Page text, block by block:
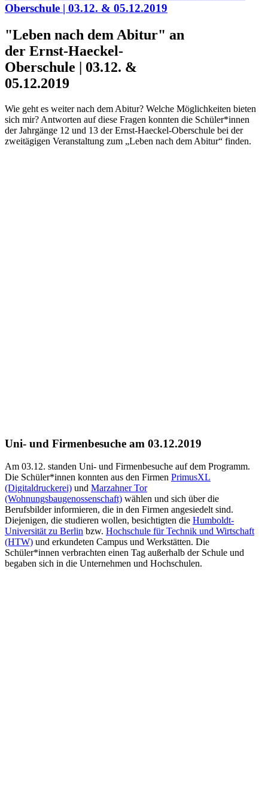
Oberschule | 03.12. & 05.12.2019
"Leben nach dem Abitur" an
der Ernst-Haeckel-
Oberschule | 03.12. &
05.12.2019
Wie geht es weiter nach dem Abitur? Welche Möglichkeiten bieten
sich mir? Antworten auf diese Fragen konnten die Schüler*innen
der Jahrgänge 12 und 13 der Ernst-Haeckel-Oberschule bei der
zweitägigen Veranstaltung zum „Leben nach dem Abitur“ finden.
Uni- und Firmenbesuche am 03.12.2019
Am 03.12. standen Uni- und Firmenbesuche auf dem Programm.
Die Schüler*innen konnten aus den Firmen PrimusXL
(Digitaldruckerei) und Marzahner Tor
(Wohnungsbaugenossenschaft) wählen und sich über die
Berufsbilder informieren, die in den Firmen angesiedelt sind.
Diejenigen, die studieren wollen, besichtigten die Humboldt-
Universität zu Berlin bzw. Hochschule für Technik und Wirtschaft
(HTW) und erkundeten Campus und Werkstätten. Die
Schüler*innen verbrachten einen Tag außerhalb der Schule und
begaben sich in die Unternehmen und Hochschulen.